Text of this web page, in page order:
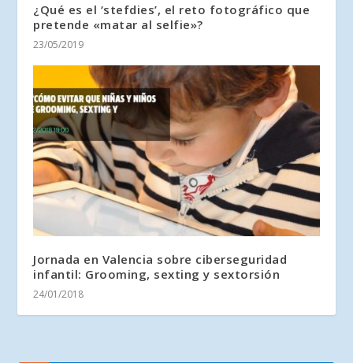
¿Qué es el ‘stefdies’, el reto fotográfico que
pretende «matar al selfie»?
23/05/2019
Jornada en Valencia sobre ciberseguridad
infantil: Grooming, sexting y sextorsión
24/01/2018